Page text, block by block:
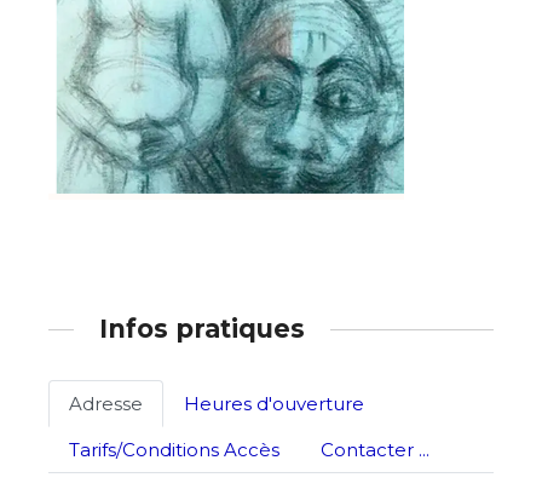
Adresse email*
Infos pratiques
Adresse
Heures d'ouverture
Tarifs/Conditions Accès
Contacter ...